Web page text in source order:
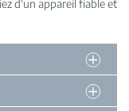
d'un appareil fiable et